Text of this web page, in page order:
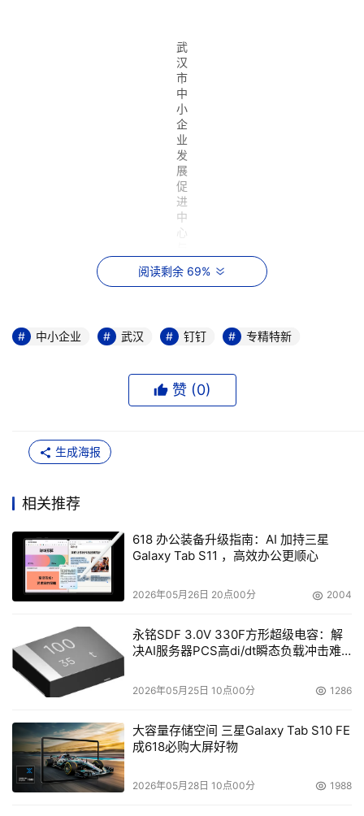
武
汉
市
中
小
企
业
发
展
促
进
中
心
钉
钉
略
作
协
大会现场，武汉市中小企业发展促进中心与钉钉签订战略合
作协议，双方将携手推进武汉 “专精特新”企业的数字化转型
产品解决方案、低代码应用人才培养、技术咨询及交流等服
务和支持，助力企业在数字化道路上加速创新探索。
阿
巴
钉
副
杨
猛
阿里巴巴钉钉副总裁杨猛在会上表示，作为企业级协同办公
阅读剩余 69%
中小企业 武汉 钉钉 专精特新
赞 (0)
生成海报
相关推荐
618 办公装备升级指南：AI 加持三星
Galaxy Tab S11 ，高效办公更顺心
2026年05月26日 20点00分 2004
永铭SDF 3.0V 330F方形超级电容：解
决AI服务器PCS高di/dt瞬态负载冲击难
2026年05月25日 10点00分 1286
大容量存储空间 三星Galaxy Tab S10 FE
成618必购大屏好物
2026年05月28日 10点00分 1988